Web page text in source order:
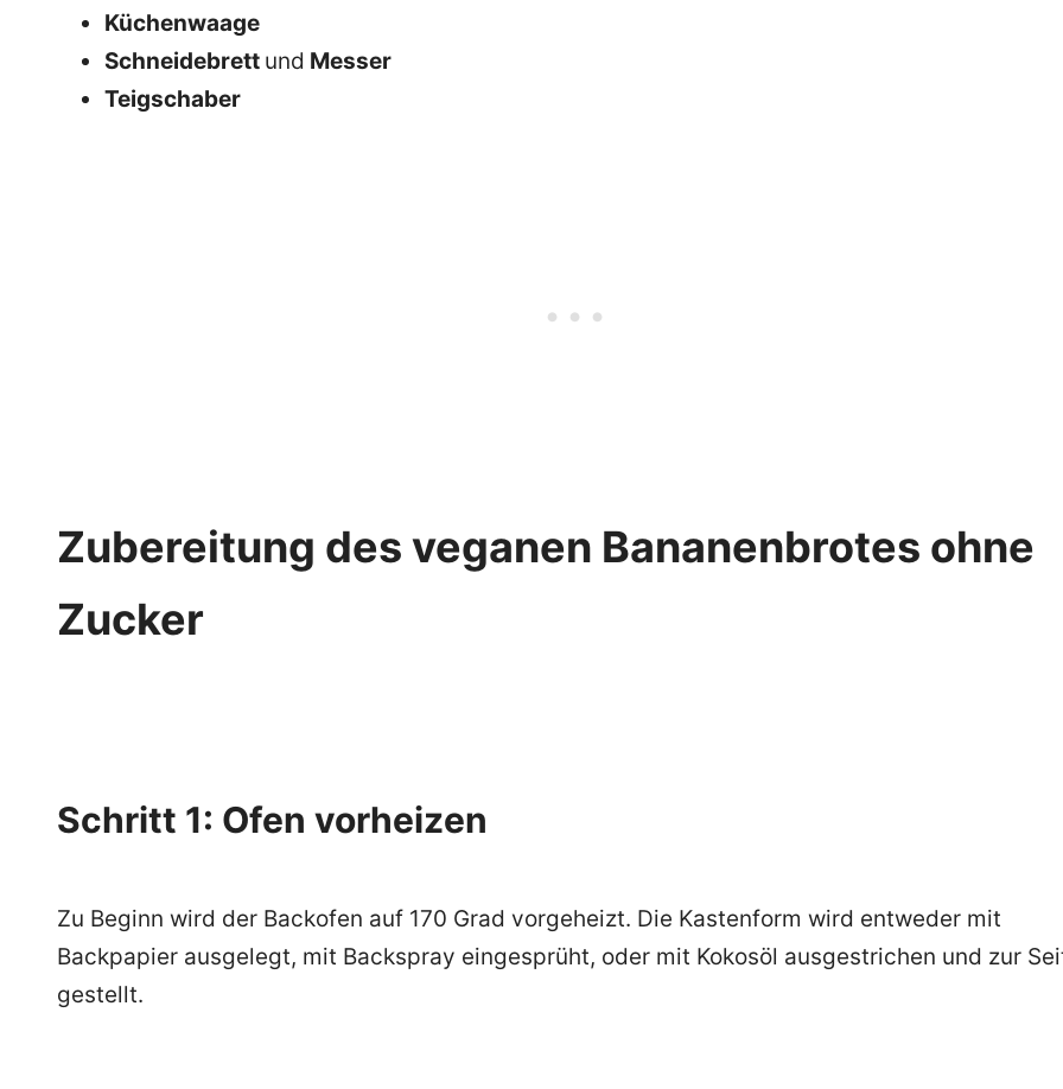
Küchenwaage
Schneidebrett und Messer
Teigschaber
Zubereitung des veganen Bananenbrotes ohne
Zucker
Schritt 1: Ofen vorheizen
Zu Beginn wird der Backofen auf 170 Grad vorgeheizt. Die Kastenform wird entweder mit
Backpapier ausgelegt, mit Backspray eingesprüht, oder mit Kokosöl ausgestrichen und zur
gestellt.